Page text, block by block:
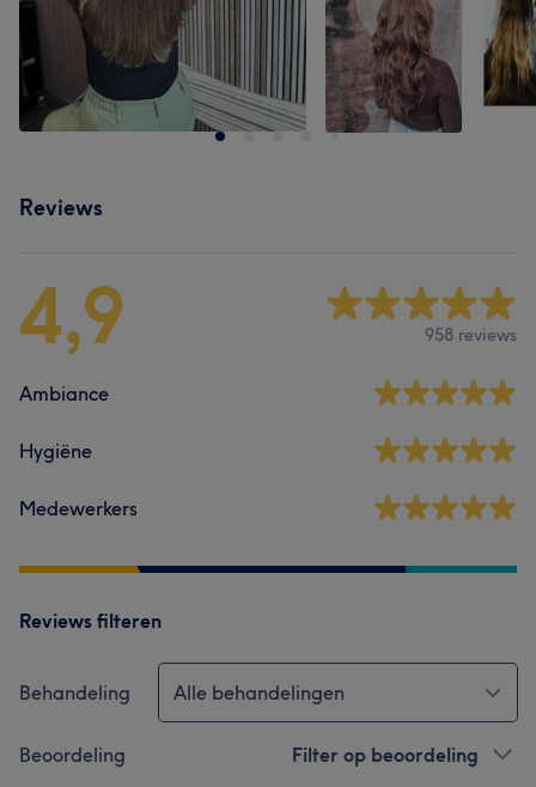
Reviews
4,9 958 reviews
Ambiance
Hygiëne
Medewerkers
Reviews filteren
Behandeling Alle behandelingen
Beoordeling Filter op beoordeling